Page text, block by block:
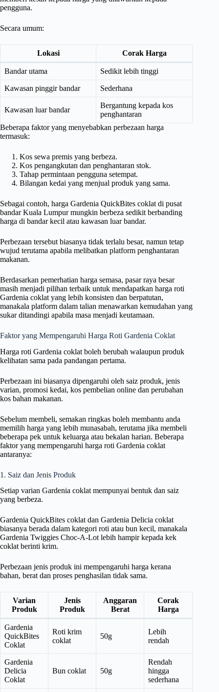
pengguna.
Secara umum:
Lokasi Corak Harga
Bandar utama Sedikit lebih tinggi
Kawasan pinggir bandar Sederhana
Kawasan luar bandar
Bergantung kepada kos
penghantaran
Beberapa faktor yang menyebabkan perbezaan harga
termasuk:
Kos sewa premis yang berbeza.
Kos pengangkutan dan penghantaran stok.
Tahap permintaan pengguna setempat.
Bilangan kedai yang menjual produk yang sama.
Sebagai contoh, harga Gardenia QuickBites coklat di pusat
bandar Kuala Lumpur mungkin berbeza sedikit berbanding
harga di bandar kecil atau kawasan luar bandar.
Perbezaan tersebut biasanya tidak terlalu besar, namun tetap
wujud terutama apabila melibatkan platform penghantaran
makanan.
Berdasarkan pemerhatian harga semasa, pasar raya besar
masih menjadi pilihan terbaik untuk mendapatkan harga roti
Gardenia coklat yang lebih konsisten dan berpatutan,
manakala platform dalam talian menawarkan kemudahan yang
sukar ditandingi apabila masa menjadi keutamaan.
Faktor yang Mempengaruhi Harga Roti Gardenia Coklat
Harga roti Gardenia coklat boleh berubah walaupun produk
kelihatan sama pada pandangan pertama.
Perbezaan ini biasanya dipengaruhi oleh saiz produk, jenis
varian, promosi kedai, kos pembelian online dan perubahan
kos bahan makanan.
Sebelum membeli, semakan ringkas boleh membantu anda
memilih harga yang lebih munasabah, terutama jika membeli
beberapa pek untuk keluarga atau bekalan harian. Beberapa
faktor yang mempengaruhi harga roti Gardenia coklat
antaranya:
1. Saiz dan Jenis Produk
Setiap varian Gardenia coklat mempunyai bentuk dan saiz
yang berbeza.
Gardenia QuickBites coklat dan Gardenia Delicia coklat
biasanya berada dalam kategori roti atau bun kecil, manakala
Gardenia Twiggies Choc-A-Lot lebih hampir kepada kek
coklat berinti krim.
Perbezaan jenis produk ini mempengaruhi harga kerana
bahan, berat dan proses penghasilan tidak sama.
Varian
Produk
Jenis
Produk
Anggaran
Berat
Corak
Harga
Gardenia
QuickBites
Coklat
Roti krim
coklat
50g
Lebih
rendah
Gardenia
Delicia
Coklat
Bun coklat 50g
Rendah
hingga
sederhana